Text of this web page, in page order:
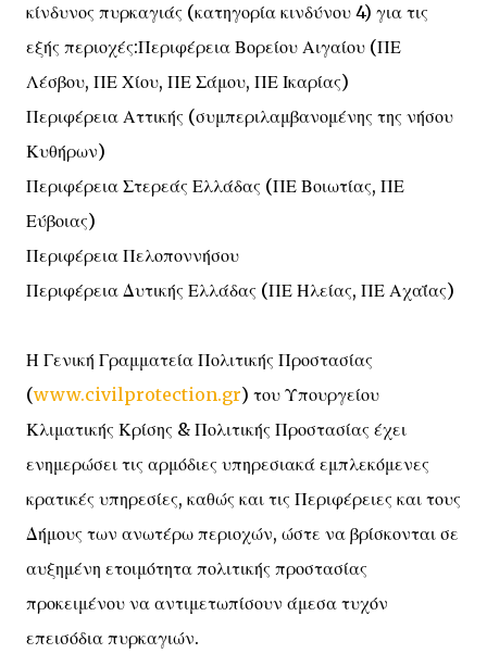
κίνδυνος πυρκαγιάς (κατηγορία κινδύνου 4) για τις
εξής περιοχές:Περιφέρεια Βορείου Αιγαίου (ΠΕ
Λέσβου, ΠΕ Χίου, ΠΕ Σάμου, ΠΕ Ικαρίας)
Περιφέρεια Αττικής (συμπεριλαμβανομένης της νήσου
Κυθήρων)
Περιφέρεια Στερεάς Ελλάδας (ΠΕ Βοιωτίας, ΠΕ
Εύβοιας)
Περιφέρεια Πελοποννήσου
Περιφέρεια Δυτικής Ελλάδας (ΠΕ Ηλείας, ΠΕ Αχαΐας)
Η Γενική Γραμματεία Πολιτικής Προστασίας
(www.civilprotection.gr) του Υπουργείου
Κλιματικής Κρίσης & Πολιτικής Προστασίας έχει
ενημερώσει τις αρμόδιες υπηρεσιακά εμπλεκόμενες
κρατικές υπηρεσίες, καθώς και τις Περιφέρειες και τους
Δήμους των ανωτέρω περιοχών, ώστε να βρίσκονται σε
αυξημένη ετοιμότητα πολιτικής προστασίας
προκειμένου να αντιμετωπίσουν άμεσα τυχόν
επεισόδια πυρκαγιών.